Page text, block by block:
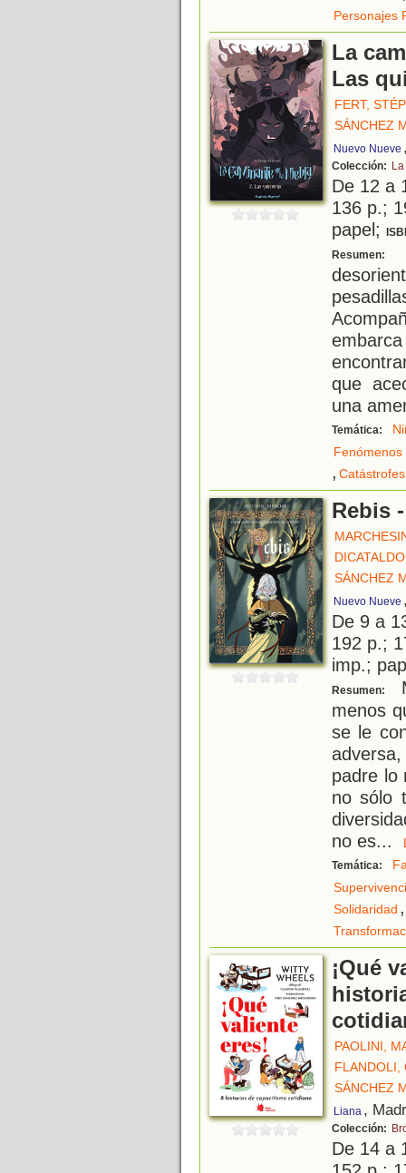
Personajes
La
Las
FERT,
SÁNCHEZ
Nuevo Nueve
Colección:
De 12 a
136 p.;
papel;
Resumen:
que
una
Temática:
, Catástrofes
Rebis
SÁNCHEZ
Nuevo Nueve
De 9 a
192 p.;
imp.;
Resumen:
menos
se le
padre lo
no sólo
no es...
Temática:
Solidaridad ,
¡Qué
PAOLINI,
FLANDOLI,
SÁNCHEZ
Liana ,
Colección:
De 14 a